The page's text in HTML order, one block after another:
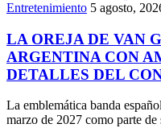
Entretenimiento 5 agosto,
LA OREJA DE VAN
ARGENTINA CON
DETALLES DEL
La emblemática banda
marzo de 2027 como parte